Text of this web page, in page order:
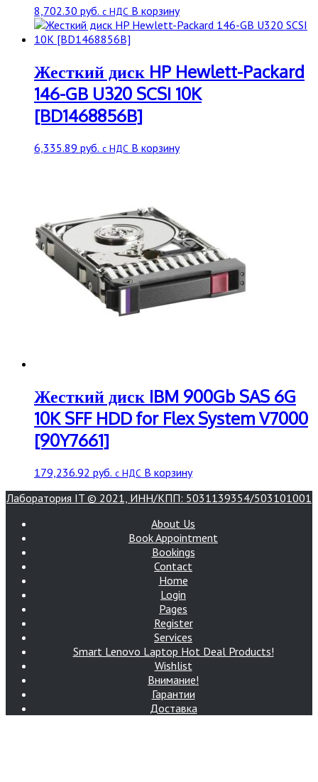
8,702.30 руб. с НДС В корзину
Жесткий диск HP Hewlett-Packard
146-GB U320 SCSI 10K
[BD1468856B]
6,335.89 руб. с НДС В корзину
Жесткий диск IBM 900Gb SAS 6G
10K SFF HDD for Flex System V7000
[90Y7661]
179,236.92 руб. с НДС В корзину
Лаборатория IT © 2021, ИНН/КПП: 5031139354/503101001
About Us
Book Appointment
Bookings
Contact
Home
Login
Pages
Register
Services
Smart Lenovo Laptop Hot Deal Products!
Wishlist
Внимание!
Гарантии
Доставка